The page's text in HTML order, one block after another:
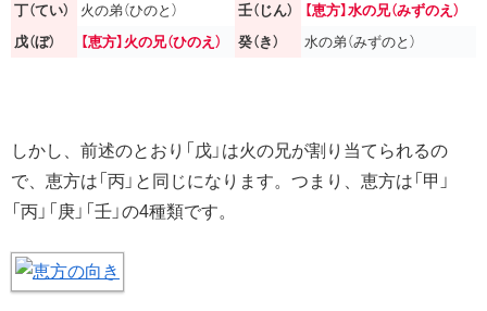
丁（てい）
火の弟（ひのと） 壬（じん）
【恵方】水の兄（みずのえ）
戊（ぼ）
【恵方】火の兄（ひのえ） 癸（き） 水の弟（みずのと）
しかし、前述のとおり「戊」は火の兄が割り当てられるの
で、恵方は「丙」と同じになります。つまり、恵方は「甲」
「丙」「庚」「壬」の4種類です。